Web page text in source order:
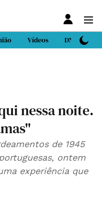
Vídeos DN Sport
nessa noite.
de 1945
ontem
experiência que